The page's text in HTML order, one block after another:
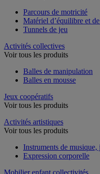
Parcours de motricité
Matériel d’équilibre et
Tunnels de jeu
Activités collectives
Voir tous les produits
Balles de manipulation
Balles en mousse
Jeux coopératifs
Voir tous les produits
Activités artistiques
Voir tous les produits
Instruments de musique,
Expression corporelle
Mobilier enfant collectivités